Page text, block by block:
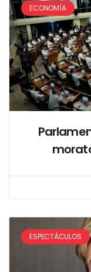
ECONOMÍA
ESPECTÁCULOS